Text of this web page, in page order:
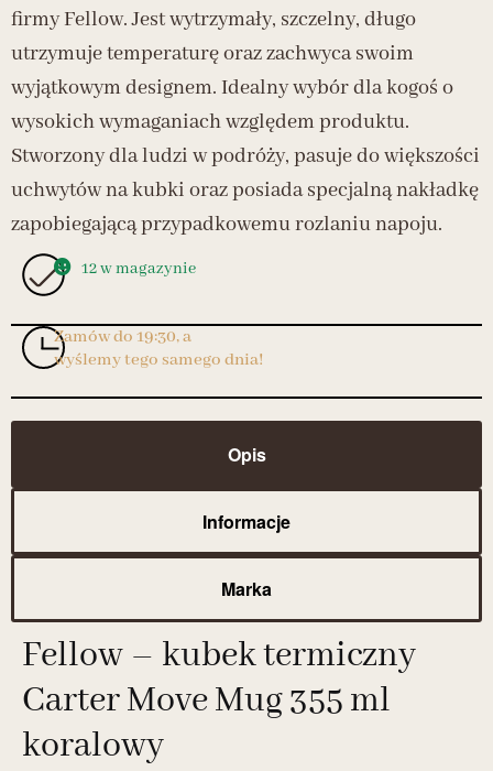
firmy Fellow. Jest wytrzymały, szczelny, długo
utrzymuje temperaturę oraz zachwyca swoim
wyjątkowym designem. Idealny wybór dla kogoś o
wysokich wymaganiach względem produktu.
Stworzony dla ludzi w podróży, pasuje do większości
uchwytów na kubki oraz posiada specjalną nakładkę
zapobiegającą przypadkowemu rozlaniu napoju.
12 w magazynie
Zamów do 19:30, a
wyślemy tego samego dnia!
Opis
Informacje
Marka
Fellow – kubek termiczny
Carter Move Mug 355 ml
koralowy